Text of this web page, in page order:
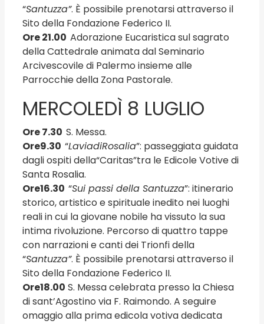
“Santuzza”. È possibile prenotarsi attraverso il
Sito della Fondazione Federico II.
Ore21.00 Adorazione Eucaristica sul sagrato
della Cattedrale animata dal Seminario
Arcivescovile di Palermo insieme alle
Parrocchie della Zona Pastorale.
MERCOLEDÌ 8 LUGLIO
Ore 7.30 S. Messa.
Ore9.30 “LaviadiRosalia”: passeggiata guidata
dagli ospiti della“Caritas”tra le Edicole Votive di
Santa Rosalia.
Ore16.30 “Sui passi della Santuzza”: itinerario
storico, artistico e spirituale inedito nei luoghi
reali in cui la giovane nobile ha vissuto la sua
intima rivoluzione. Percorso di quattro tappe
con narrazioni e canti dei Trionfi della
“Santuzza”. È possibile prenotarsi attraverso il
Sito della Fondazione Federico II.
Ore18.00 S. Messa celebrata presso la Chiesa
di sant’Agostino via F. Raimondo. A seguire
omaggio alla prima edicola votiva dedicata